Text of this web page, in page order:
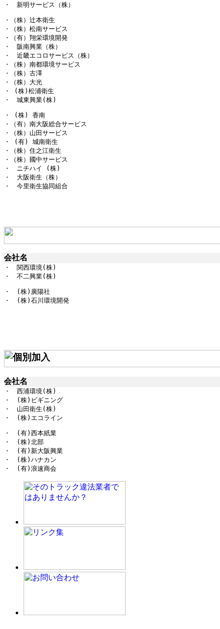
・　新明サービス（株）
・（株）辻本衛生
・（株）松南サービス
・（有）翔栄環境開発
・　阪南興業（株）
・　近畿エコロサービス（株）
・（株）南都環境サービス
・（株）古澤
・ ( 株) 松浦衛生
・　城東興業( 株)
・ (株) 香南
・（有）南大阪総合サービス
・（株）山田サービス
・ (有) 城南衛生
・（株）住之江衛生
・（株）國中サービス
・　ニチハイ (株)
・　大阪衛生（株）
・　今里衛生協同組合
会社名
・　関西環境(株)
・　不二興業(株)
・　(株)廣陽社
・　(株)石川環境開発
会社名
・　西浦環境 ( 株
・
( 株) ビギニング
・　山田衛生 ( 株
・
( 株) エコライン
・ ( 有) 西本紙業
・
( 株) 北部
・
( 有) 新大阪興業
・
( 株) ハナカン
・
( 有) 浪速商会